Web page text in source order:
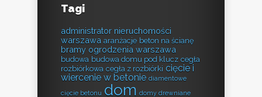
Tagi
administrator nieruchomości
warszawa aranżacje beton na ścianę
bramy ogrodzenia warszawa
budowa budowa domu pod klucz cegła
rozbiórkowa cegła z rozbiórki cięcie i
wiercenie w betonie diamentowe
cięcie betonu dom domy drewniane